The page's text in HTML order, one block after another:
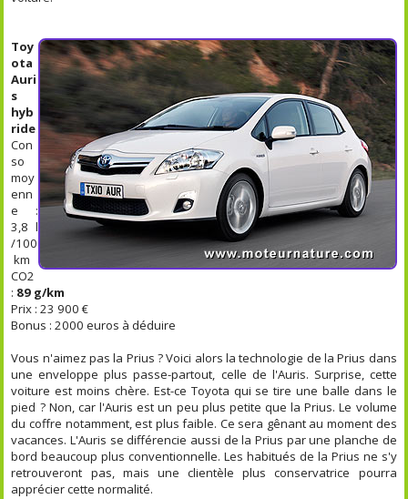
Toy
ota
Auri
s
hyb
ride
Con
so
moy
enn
e :
3,8 l
/100
km
CO2
: 89 g/km
Prix : 23 900 €
Bonus : 2000 euros à déduire
Vous n'aimez pas la Prius ? Voici alors la technologie de la Prius dans
une enveloppe plus passe-partout, celle de l'Auris. Surprise, cette
voiture est moins chère. Est-ce Toyota qui se tire une balle dans le
pied ? Non, car l'Auris est un peu plus petite que la Prius. Le volume
du coffre notamment, est plus faible. Ce sera gênant au moment des
vacances. L'Auris se différencie aussi de la Prius par une planche de
bord beaucoup plus conventionnelle. Les habitués de la Prius ne s'y
retrouveront pas, mais une clientèle plus conservatrice pourra
apprécier cette normalité.